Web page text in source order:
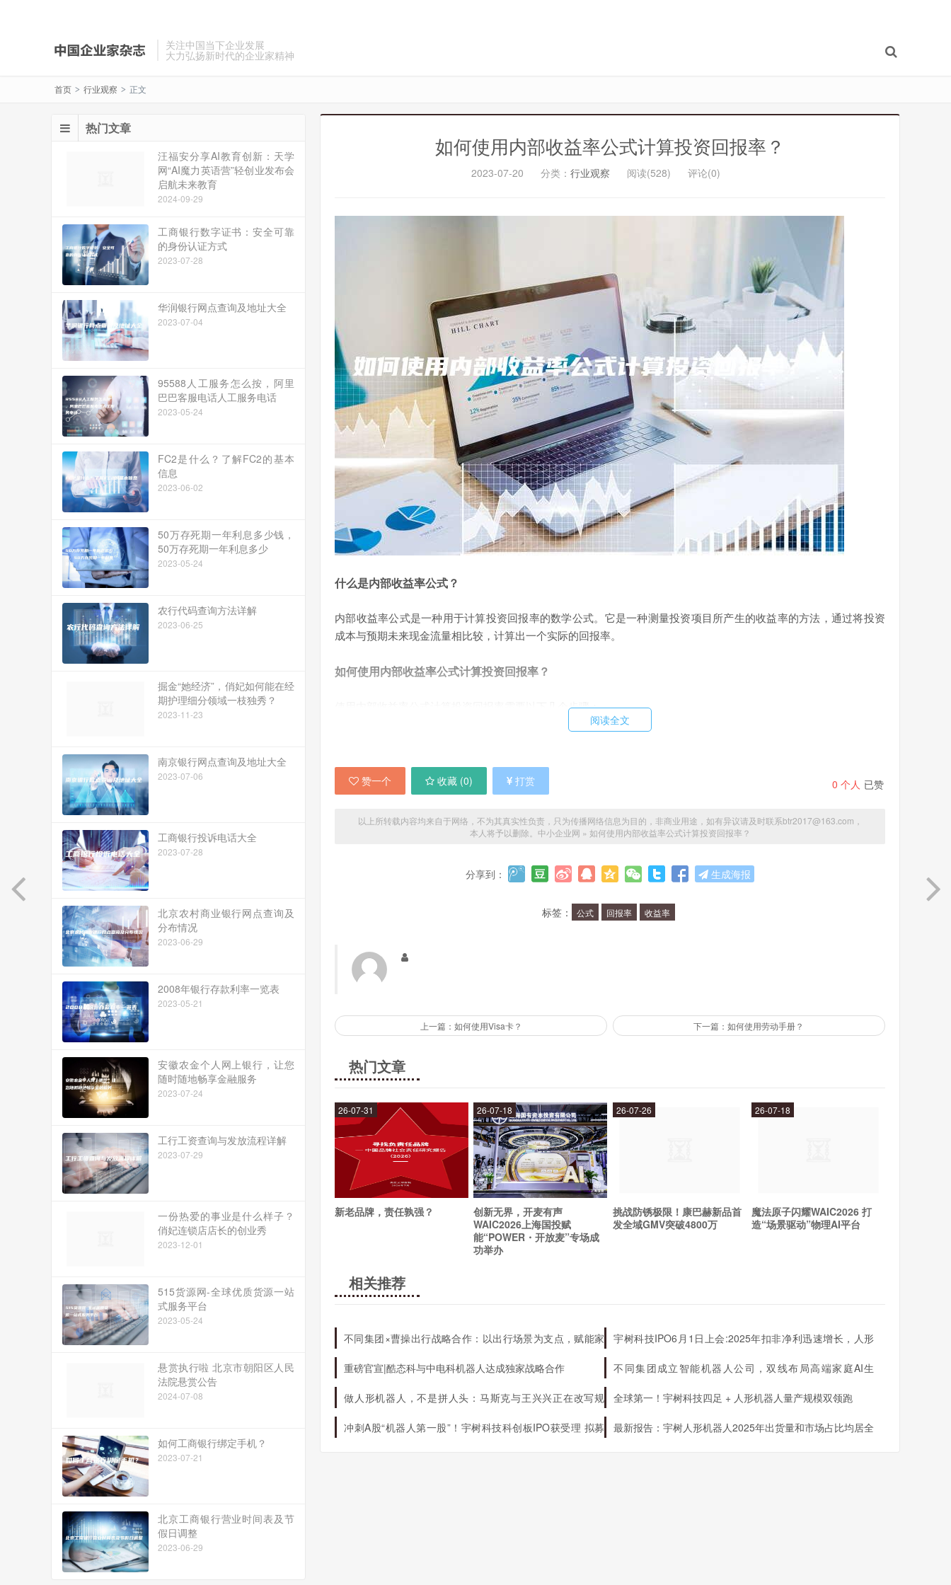
关注中国当下企业发展
大力弘扬新时代的企业家精神
首页 > 行业观察 > 正文
如何使用内部收益率公式计算投资回报率？
2023-07-20 分类： 行业观察 阅读(528) 评论(0)
什么是内部收益率公式？
内部收益率公式是一种用于计算投资回报率的数学公式。它是一种测量投资项目所产生的收益率的方法，通过将投资
成本与预期未来现金流量相比较，计算出一个实际的回报率。
如何使用内部收益率公式计算投资回报率？
使用内部收益率公式计算投资回报率需要以下几个步骤：
确定投资成本。这通常包括购买资产或业务所需的全部成本，如购买资产、租金、人力成本等。
将未来现金流量与投资成本进行比较。使用内部收益率公式可以计算出一个实际的回报率，以帮助投资者决定
是否应该进行投资。
内部收益率公式的优点是什么？
使用内部收益率公式计算投资回报率有以下几个优点：
可以帮助投资者确定自己的投资决策是否正确。
内部收益率公式的局限性是什么？
内部收益率公式计算投资回报率也有一些局限性：
内部收益率公式不考虑投资项目的时间价值，这可能导致投资项目的回报率被高估或低估。
如何优化内部收益率公式计算投资回报率？
为了优化内部收益率公式计算投资回报率，投资者可以考虑以下几个因素：
合理估计未来现金流量。
考虑资金成本。
考虑投资项目的时间价值。
比较不同投资项目的内部收益率。
结论
内部收益率公式是一种有用的工具，可以帮助投资者计算投资回报率。但是，投资者应该注意内部收益率公式的局限
性，并考虑其他因素，如资金成本和时间价值，以优化投资回报率的计算。
阅读全文
0 个人 已赞
赞一个 收藏 (0) 打赏
以上所转载内容均来自于网络，不为其真实性负责，只为传播网络信息为目的，非商业用途，如有异议请及时联系btr2017@163.com，
本人将予以删除。 中小企业网 » 如何使用内部收益率公式计算投资回报率？
分享到： 生成海报
标签： 公式 回报率 收益率
上一篇：如何使用Visa卡？ 下一篇：如何使用劳动手册？
热门文章
新老品牌，责任孰强？
26-07-31
创新无界，开麦有声
WAIC2026上海国投赋
能“POWER・开放麦”专场成
功举办
26-07-18
挑战防锈极限！康巴赫新品首
发全域GMV突破4800万
26-07-26
魔法原子闪耀WAIC2026 打
造“场景驱动”物理AI平台
26-07-18
相关推荐
不同集团×曹操出行战略合作：以出行场景为支点，赋能家
宇树科技IPO6月1日上会:2025年扣非净利迅速增长，人形
重磅官宣|酷态科与中电科机器人达成独家战略合作
不同集团成立智能机器人公司，双线布局高端家庭AI生
做人形机器人，不是拼人头：马斯克与王兴兴正在改写规
全球第一！宇树科技四足 + 人形机器人量产规模双领跑
冲刺A股“机器人第一股”！宇树科技科创板IPO获受理 拟募
最新报告：宇树人形机器人2025年出货量和市场占比均居全
热门文章
汪福安分享AI教育创新：天学
网“AI魔力英语营”轻创业发布会
启航未来教育
2024-09-29
工商银行数字证书：安全可靠
的身份认证方式
2023-07-28
华润银行网点查询及地址大全
2023-07-04
95588人工服务怎么按，阿里
巴巴客服电话人工服务电话
2023-05-24
FC2是什么？了解FC2的基本
信息
2023-06-02
50万存死期一年利息多少钱，
50万存死期一年利息多少
2023-05-24
农行代码查询方法详解
2023-06-25
掘金“她经济”，俏妃如何能在经
期护理细分领域一枝独秀？
2023-11-23
南京银行网点查询及地址大全
2023-07-06
工商银行投诉电话大全
2023-07-28
北京农村商业银行网点查询及
分布情况
2023-06-29
2008年银行存款利率一览表
2023-05-21
安徽农金个人网上银行，让您
随时随地畅享金融服务
2023-07-24
工行工资查询与发放流程详解
2023-07-29
一份热爱的事业是什么样子？
俏妃连锁店店长的创业秀
2023-12-01
515货源网-全球优质货源一站
式服务平台
2023-05-24
悬赏执行啦 北京市朝阳区人民
法院悬赏公告
2024-07-08
如何工商银行绑定手机？
2023-07-21
北京工商银行营业时间表及节
假日调整
2023-06-29